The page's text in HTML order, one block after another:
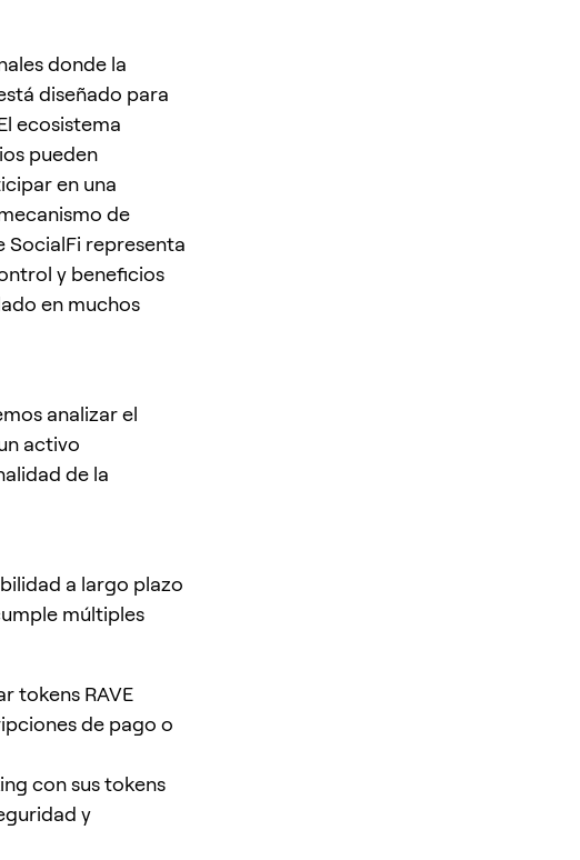
donde la
diseñado para
ecosistema
pueden
en una
de
SocialFi representa
y beneficios
en muchos
analizar el
activo
de la
a largo plazo
múltiples
tokens RAVE
de pago o
con sus tokens
y